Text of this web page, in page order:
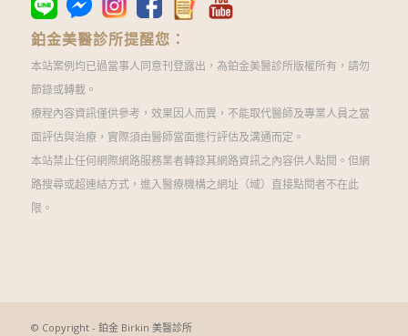
鉑金美醫診所提醒您：
本站案例均已過當事人同意刊登露出，為鉑金美醫診所版權所有，請勿
節錄或轉載。
療程內容資訊僅供參考，效果因人而異，不能取代醫師及專業人員之當
面評估與治療，實際須由醫師當面進行評估及溝通而定。
本站禁止任何網際網路服務業者轉錄其網路資訊之內容供人點閱。但網
路搜尋或超連結方式，進入醫療機構之網址（域）直接點閱者不在此
限。
© Copyright - 鉑金 Birkin 美醫診所